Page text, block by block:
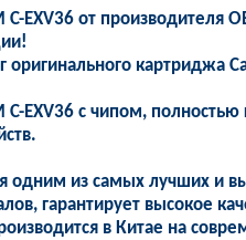
EXV36 от производителя
оригинального картриджа
EXV36 с чипом, полностью
одним из самых лучших и
гарантирует высокое
в Китае на